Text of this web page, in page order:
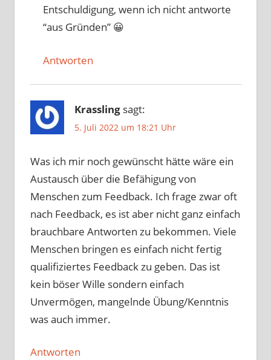
Entschuldigung, wenn ich nicht antworte
“aus Gründen” 😀
Antworten
Krassling sagt:
5. Juli 2022 um 18:21 Uhr
Was ich mir noch gewünscht hätte wäre ein
Austausch über die Befähigung von
Menschen zum Feedback. Ich frage zwar oft
nach Feedback, es ist aber nicht ganz einfach
brauchbare Antworten zu bekommen. Viele
Menschen bringen es einfach nicht fertig
qualifiziertes Feedback zu geben. Das ist
kein böser Wille sondern einfach
Unvermögen, mangelnde Übung/Kenntnis
was auch immer.
Antworten